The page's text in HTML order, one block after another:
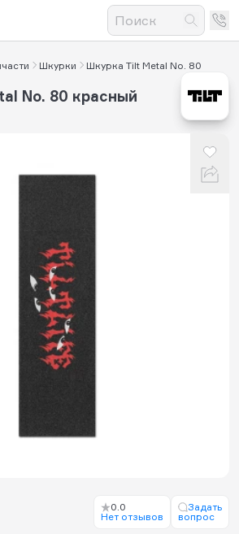
Шкурки Шкурка Tilt Metal No. 80
No. 80 красный
0.0
Нет отзывов
Задать
вопрос